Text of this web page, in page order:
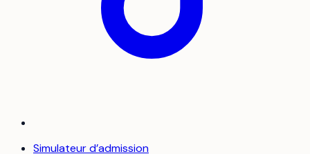
Simulateur d’admission